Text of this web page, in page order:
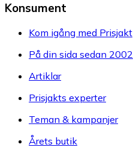
Konsument
Kom igång med Prisjakt
På din sida sedan 2002
Artiklar
Prisjakts experter
Teman & kampanjer
Årets butik